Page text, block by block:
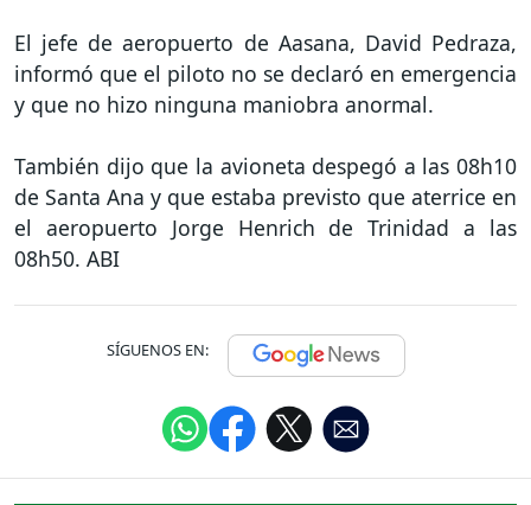
El jefe de aeropuerto de Aasana, David Pedraza,
informó que el piloto no se declaró en emergencia
y que no hizo ninguna maniobra anormal.
También dijo que la avioneta despegó a las 08h10
de Santa Ana y que estaba previsto que aterrice en
el aeropuerto Jorge Henrich de Trinidad a las
08h50. ABI
SÍGUENOS EN: